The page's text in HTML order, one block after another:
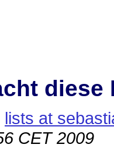
diese
lists at
CET 2009